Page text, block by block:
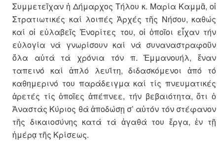
Συμμετεῖχαν ἡ Δήμαρχος Τήλου κ. Μαρία Καμμᾶ, οἱ
Στρατιωτικές καί λοιπές Ἀρχές τῆς Νήσου, καθώς
καί οἱ εὐλαβεῖς Ἐνορίτες του, οἱ ὁποῖοι εἶχαν τήν
εὐλογία νά γνωρίσουν καί νά συναναστραφοῦν
ὅλα αὐτά τά χρόνια τόν π. Ἐμμανουήλ, ἕναν
ταπεινό καί ἁπλό λευΐτη, διδασκόμενοι ἀπό τό
καθημερινό του παράδειγμα καί τίς πνευματικές
ἀρετές τίς ὁποῖες ἀπέπνεε, τήν βεβαιότητα, ὅτι ὁ
Ἀναστάς Κύριος θά ἀποδώσῃ σ’ αὐτόν τόν στέφανον
τῆς δικαιοσύνης κατά τά ἀγαθά του ἔργα, ἐν τῇ
ἡμέρᾳ τῆς Κρίσεως.